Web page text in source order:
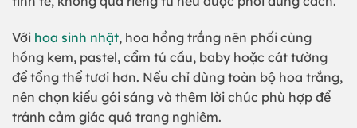
Với hoa sinh nhật, hoa hồng trắng nên phối cùng
hồng kem, pastel, cẩm tú cầu, baby hoặc cát tường
để tổng thể tươi hơn. Nếu chỉ dùng toàn bộ hoa trắng,
nên chọn kiểu gói sáng và thêm lời chúc phù hợp để
tránh cảm giác quá trang nghiêm.